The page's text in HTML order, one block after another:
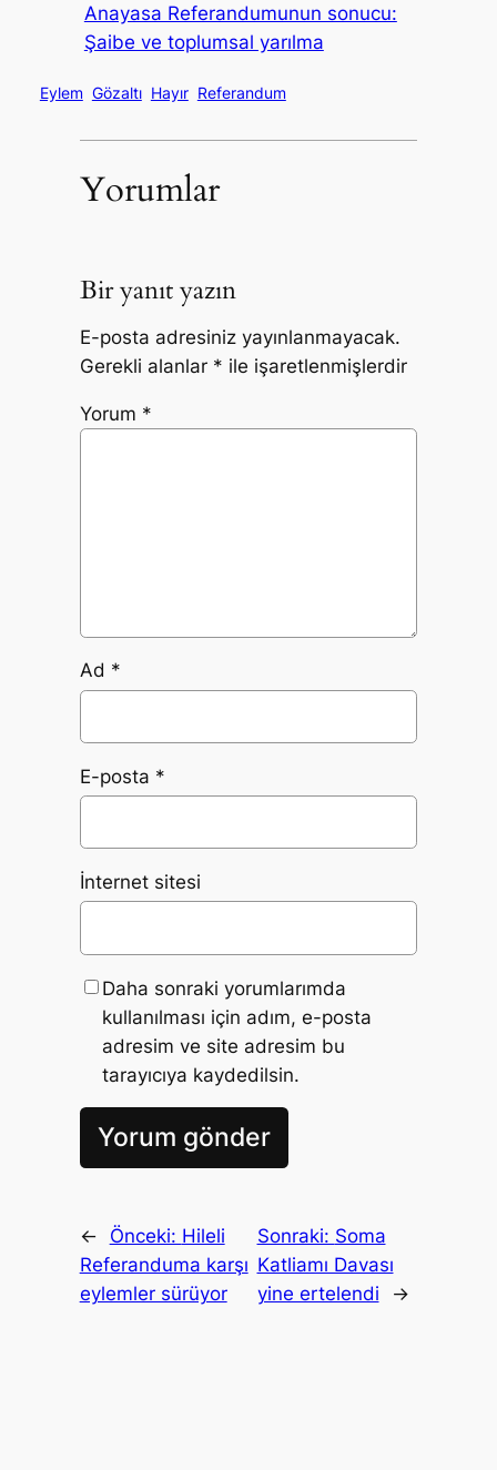
Anayasa Referandumunun sonucu:
Şaibe ve toplumsal yarılma
Eylem Gözaltı Hayır Referandum
Yorumlar
Bir yanıt yazın
E-posta adresiniz yayınlanmayacak.
Gerekli alanlar * ile işaretlenmişlerdir
Yorum *
Ad *
E-posta *
İnternet sitesi
Daha sonraki yorumlarımda
kullanılması için adım, e-posta
adresim ve site adresim bu
tarayıcıya kaydedilsin.
← Önceki: Hileli
Referanduma karşı
eylemler sürüyor
Sonraki: Soma
Katliamı Davası
yine ertelendi
→